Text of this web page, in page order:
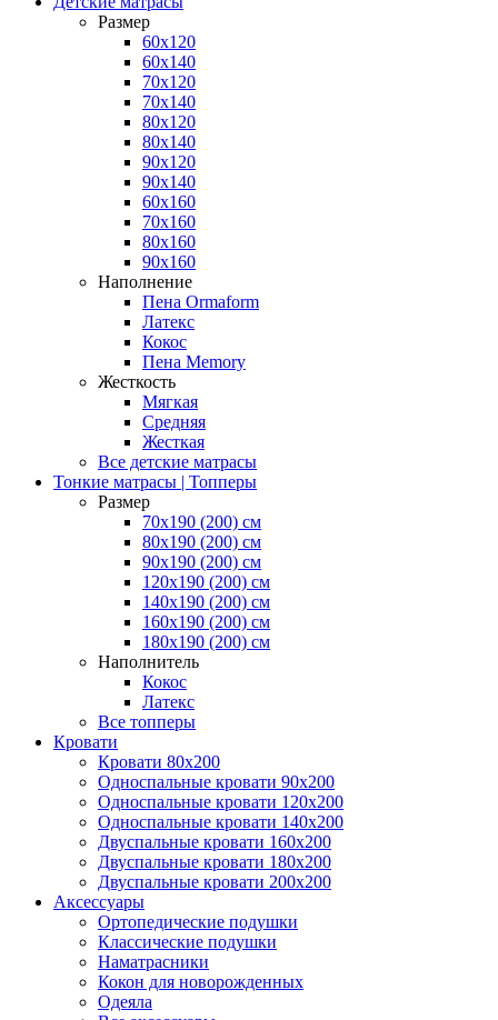
Размер
60x120
60x140
70x120
70x140
80x120
80x140
90x120
90x140
60x160
70x160
80x160
90x160
Наполнение
Пена Ormaform
Латекс
Кокос
Пена Memory
Жесткость
Мягкая
Средняя
Жесткая
Все детские матрасы
Тонкие матрасы | Топперы
Размер
70х190 (200) см
80х190 (200) см
90x190 (200) см
120x190 (200) см
140x190 (200) см
160x190 (200) см
180x190 (200) см
Наполнитель
Кокос
Латекс
Все топперы
Кровати
Кровати 80x200
Односпальные кровати 90x200
Односпальные кровати 120x200
Односпальные кровати 140x200
Двуспальные кровати 160x200
Двуспальные кровати 180x200
Двуспальные кровати 200x200
Аксессуары
Ортопедические подушки
Классические подушки
Наматрасники
Кокон для новорожденных
Одеяла